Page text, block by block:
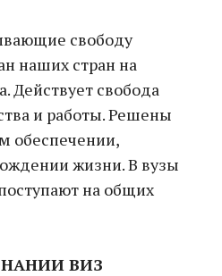
свободу
наших стран на
Действует свобода
и работы. Решены
обеспечении,
жизни. В вузы
на общих
ВИЗ